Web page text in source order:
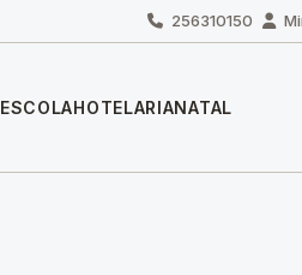
256310150
ESCOLAHOTELARIANATAL